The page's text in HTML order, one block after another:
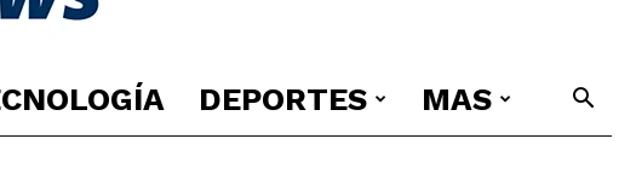
DEPORTES MAS